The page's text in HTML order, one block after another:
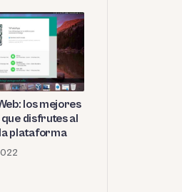
los mejores
disfrutes al
plataforma